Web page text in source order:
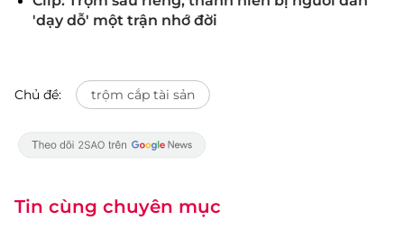
'dạy dỗ' một trận nhớ đời
Chủ đề: trộm cắp tài sản
Tin cùng chuyên mục